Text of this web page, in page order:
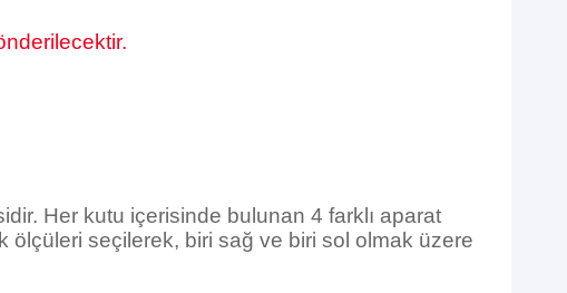
Her kutu içerisinde bulunan 4 farklı aparat
ölçüleri seçilerek, biri sağ ve biri sol olmak üzere